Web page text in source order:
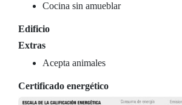
Cocina sin amueblar
Edificio
Extras
Acepta animales
Certificado energético